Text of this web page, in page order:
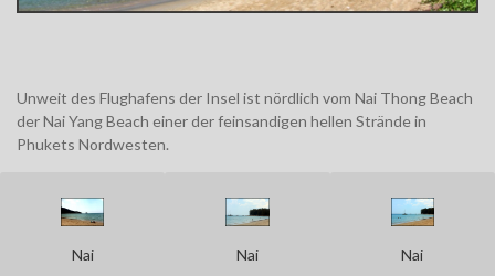
Unweit des Flughafens der Insel ist nördlich vom Nai Thong Beach
der Nai Yang Beach einer der feinsandigen hellen Strände in
Phukets Nordwesten.
Nai Nai Nai